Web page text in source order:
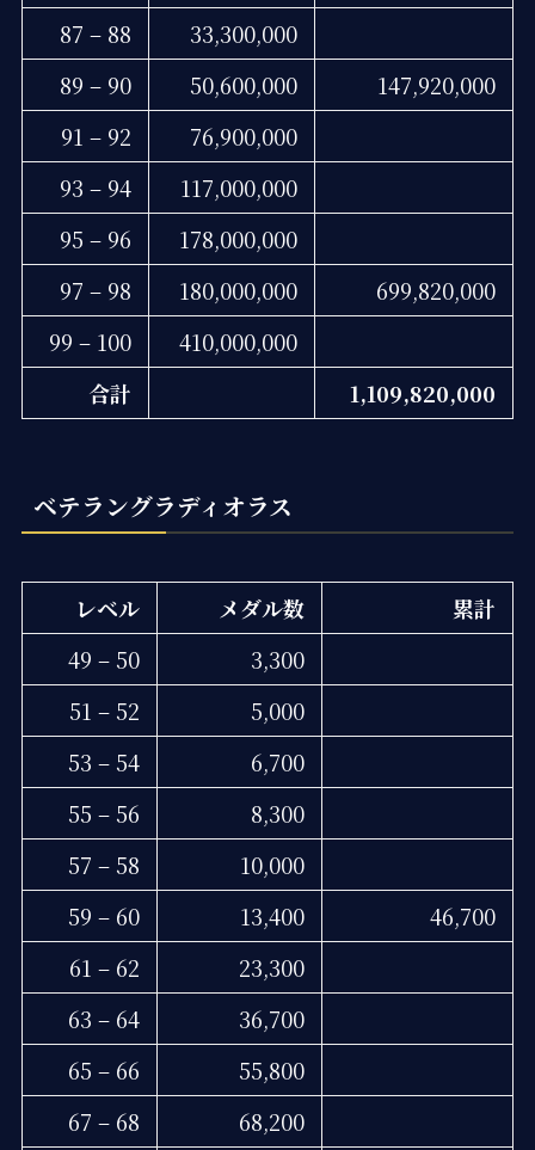
87 – 88
33,300,000
89 – 90
50,600,000
147,920,000
91 – 92
76,900,000
93 – 94
117,000,000
95 – 96
178,000,000
97 – 98
180,000,000
699,820,000
99 – 100
410,000,000
合計
1,109,820,000
ベテラングラディオラス
レベル メダル数
累計
49 – 50
3,300
51 – 52
5,000
53 – 54
6,700
55 – 56
8,300
57 – 58
10,000
59 – 60
13,400
46,700
61 – 62
23,300
63 – 64
36,700
65 – 66
55,800
67 – 68
68,200